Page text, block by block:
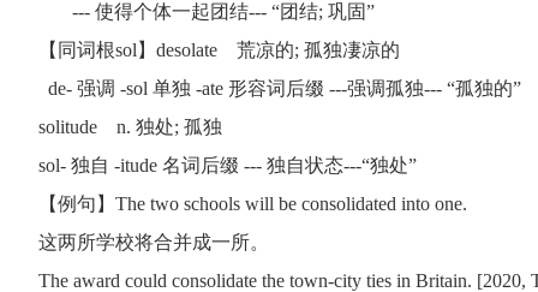
--- 使得个体一起团结--- “团结; 巩固”
【同词根sol】desolate 荒凉的; 孤独凄凉的
de- 强调 -sol 单独 -ate 形容词后缀 ---强调孤独--- “孤独的”
solitude n. 独处; 孤独
sol- 独自 -itude 名词后缀 --- 独自状态---“独处”
【例句】The two schools will be consolidated into one.
这两所学校将合并成一所。
The award could consolidate the town-city ties in Britain. [2020,